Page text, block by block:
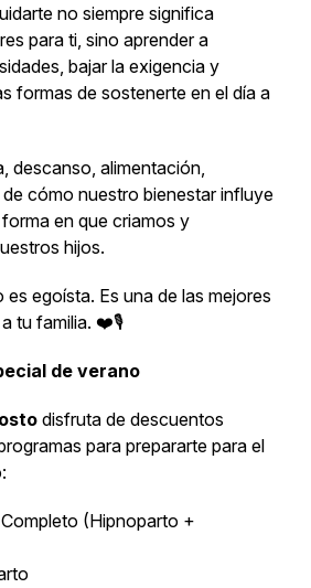
no siempre significa
para ti, sino aprender a
bajar la exigencia y
formas de sostenerte en el día a
descanso, alimentación,
cómo nuestro bienestar influye
en que criamos y
hijos.
egoísta. Es una de las mejores
a tu familia. ❤️🎙️
de verano
disfruta de descuentos
para prepararte para el
(Hipnoparto +